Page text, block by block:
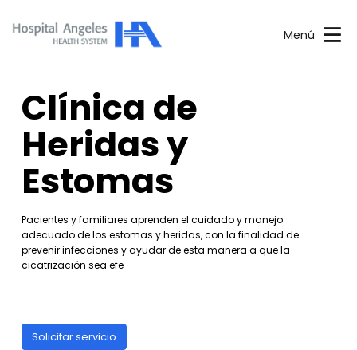
Menú
Clínica de
Heridas y
Estomas
Pacientes y familiares aprenden el cuidado y manejo
adecuado de los estomas y heridas, con la finalidad de
prevenir infecciones y ayudar de esta manera a que la
cicatrización sea efe
Solicitar servicio